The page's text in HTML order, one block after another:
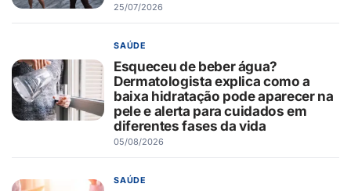
25/07/2026
SAÚDE
Esqueceu de beber água?
Dermatologista explica como a
baixa hidratação pode aparecer na
pele e alerta para cuidados em
diferentes fases da vida
05/08/2026
SAÚDE